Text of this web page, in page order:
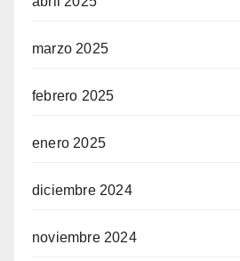
marzo 2025
febrero 2025
enero 2025
diciembre 2024
noviembre 2024